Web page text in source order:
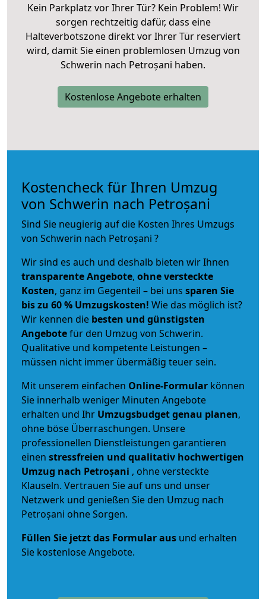
Kein Parkplatz vor Ihrer Tür? Kein Problem! Wir
sorgen rechtzeitig dafür, dass eine
Halteverbotszone direkt vor Ihrer Tür reserviert
wird, damit Sie einen problemlosen Umzug von
Schwerin nach Petroșani haben.
Kostenlose Angebote erhalten
Kostencheck für Ihren Umzug
von Schwerin nach Petroșani
Sind Sie neugierig auf die Kosten Ihres Umzugs
von Schwerin nach Petroșani ?
Wir sind es auch und deshalb bieten wir Ihnen
transparente Angebote, ohne versteckte
Kosten, ganz im Gegenteil – bei uns sparen Sie
bis zu 60 % Umzugskosten! Wie das möglich ist?
Wir kennen die besten und günstigsten
Angebotefür den Umzug von Schwerin.
Qualitative und kompetente Leistungen –
müssen nicht immer übermäßig teuer sein.
Mit unserem einfachen Online-Formular können
Sie innerhalb weniger Minuten Angebote
erhalten und Ihr Umzugsbudgetgenau planen,
ohne böse Überraschungen. Unsere
professionellen Dienstleistungen garantieren
einen stressfreien und qualitativ hochwertigen
Umzug nach Petroșani , ohne versteckte
Klauseln. Vertrauen Sie auf uns und unser
Netzwerk und genießen Sie den Umzug nach
Petroșani ohne Sorgen.
Füllen Sie jetzt das Formular aus und erhalten
Sie kostenlose Angebote.